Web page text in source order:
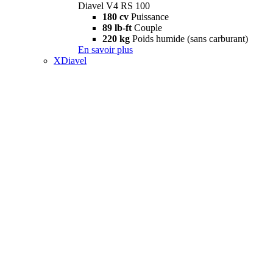
Diavel V4 RS 100
180 cv Puissance
89 lb-ft Couple
220 kg Poids humide (sans carburant)
En savoir plus
XDiavel